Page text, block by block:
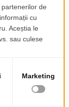
pret de lista
EUR + TVA